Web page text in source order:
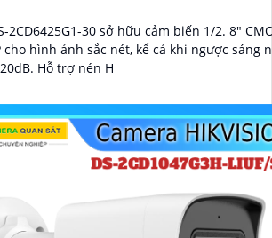
2CD6425G1-30 sở hữu cảm biến 1/2. 8"
hình ảnh sắc nét, kể cả khi ngược sáng
nghệ WDR thực 120dB. Hỗ trợ nén H